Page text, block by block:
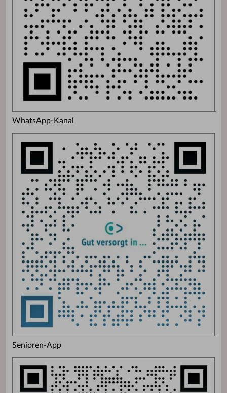
WhatsApp-Kanal
Senioren-App